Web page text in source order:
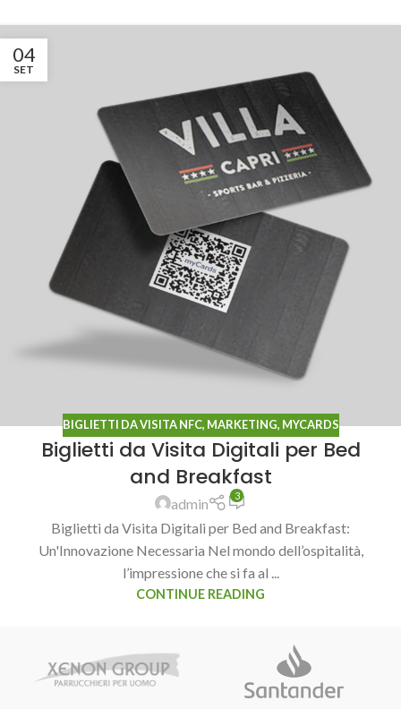
04
SET
BIGLIETTI DA VISITA NFC, MARKETING, MYCARDS
Biglietti da Visita Digitali per Bed
and Breakfast
admin 3
Biglietti da Visita Digitali per Bed and Breakfast:
Un'Innovazione Necessaria Nel mondo dell’ospitalità,
l’impressione che si fa al ...
CONTINUE READING